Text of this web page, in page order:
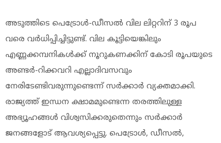
അടുത്തിടെ പെട്രോള്‍-ഡീസല്‍ വില ലിറ്ററിന് 3 രൂപ
വരെ വര്‍ധിപ്പിച്ചിട്ടുണ്ട്. വില കൂട്ടിയെങ്കിലും
എണ്ണക്കമ്പനികള്‍ക്ക് നൂറുകണക്കിന് കോടി രൂപയുടെ
അണ്ടര്‍-റിക്കവറി എല്ലാദിവസവും
നേരിടേണ്ടിവരുന്നുണ്ടെന്ന് സര്‍ക്കാര്‍ വ്യക്തമാക്കി.
രാജ്യത്ത് ഇന്ധന ക്ഷാമമുണ്ടെന്ന തരത്തിലുള്ള
അഭ്യൂഹങ്ങള്‍ വിശ്വസിക്കരുതെന്നും സര്‍ക്കാര്‍
ജനങ്ങളോട് ആവശ്യപ്പെട്ടു. പെട്രോള്‍, ഡീസല്‍,